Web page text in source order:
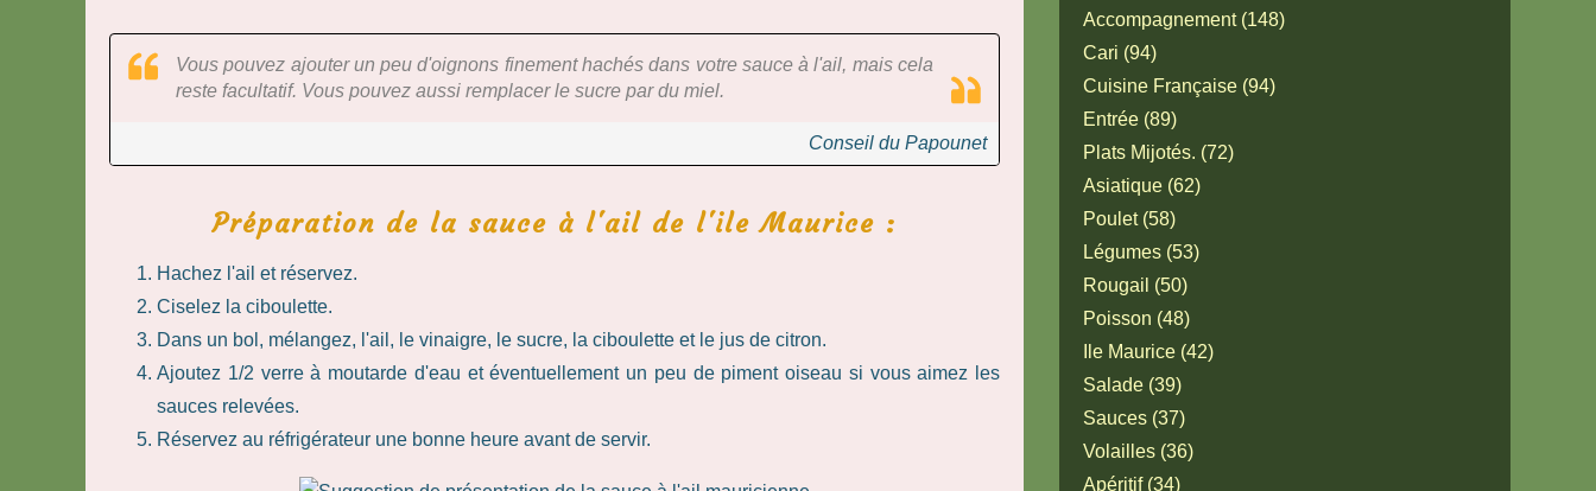
Vous pouvez ajouter un peu d'oignons finement hachés dans votre sauce à l'ail, mais cela
reste facultatif. Vous pouvez aussi remplacer le sucre par du miel.
Conseil du Papounet
Préparation de la sauce à l'ail de l'ile Maurice :
Hachez l'ail et réservez.
Ciselez la ciboulette.
Dans un bol, mélangez, l'ail, le vinaigre, le sucre, la ciboulette et le jus de citron.
Ajoutez 1/2 verre à moutarde d'eau et éventuellement un peu de piment oiseau si vous aimez les
sauces relevées.
Réservez au réfrigérateur une bonne heure avant de servir.
Accompagnement (148)
Cari (94)
Cuisine Française (94)
Entrée (89)
Plats Mijotés. (72)
Asiatique (62)
Poulet (58)
Légumes (53)
Rougail (50)
Poisson (48)
Ile Maurice (42)
Salade (39)
Sauces (37)
Volailles (36)
Apéritif (34)